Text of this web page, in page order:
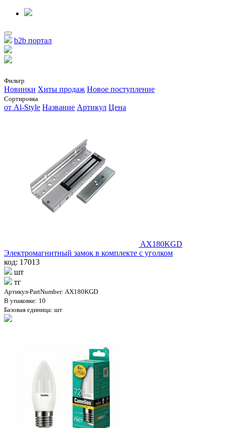
b2b портал
Фильтр
Новинки Хиты продаж Новое поступление
Сортировка
от Al-Style Название Артикул Цена
AX180KGD
Электромагнитный замок в комплекте с уголком
код: 17013
шт
тг
Артикул-PartNumber: AX180KGD
В упаковке: 10
Базовая единица: шт